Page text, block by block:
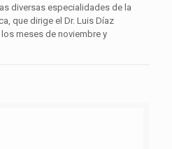
diversas especialidades de la
que dirige el Dr. Luis Díaz
meses de noviembre y